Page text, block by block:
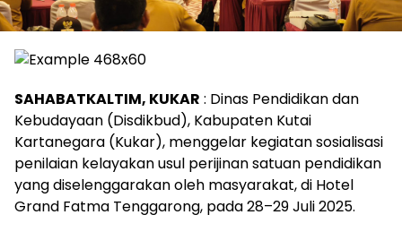
SAHABATKALTIM, KUKAR : Dinas Pendidikan dan
Kebudayaan (Disdikbud), Kabupaten Kutai
Kartanegara (Kukar), menggelar kegiatan sosialisasi
penilaian kelayakan usul perijinan satuan pendidikan
yang diselenggarakan oleh masyarakat, di Hotel
Grand Fatma Tenggarong, pada 28–29 Juli 2025.